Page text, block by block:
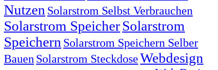
Nutzen Solarstrom Selbst Verbrauchen
Solarstrom SpeicherSolarstrom
Speichern Solarstrom Speichern Selber
Bauen Solarstrom SteckdoseWebdesign